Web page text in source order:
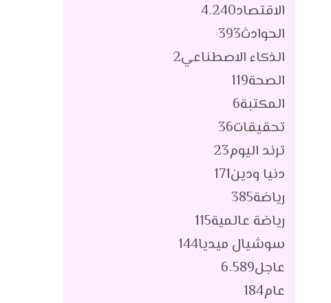
الاقتصاد4٬240
الحوادث393
الذكاء الاصطناعي2
الصحة119
المكتبة6
تحقيقات36
ترند اليوم23
دنيا ودين171
رياضة385
رياضة عالمية115
سوشيال ميديا144
عاجل6٬589
عام184